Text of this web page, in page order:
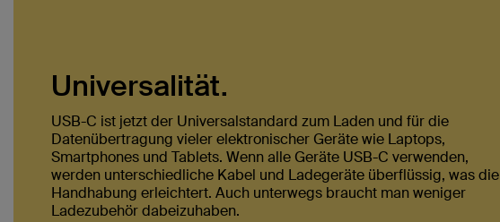
Universalität.
USB-C ist jetzt der Universalstandard zum Laden und für die
Datenübertragung vieler elektronischer Geräte wie Laptops,
Smartphones und Tablets. Wenn alle Geräte USB-C verwenden,
werden unterschiedliche Kabel und Ladegeräte überflüssig, was die
Handhabung erleichtert. Auch unterwegs braucht man weniger
Ladezubehör dabeizuhaben.